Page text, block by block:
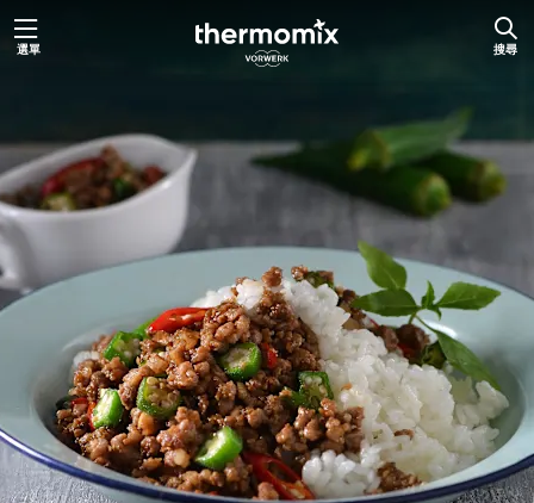
跳
容
選單 搜尋